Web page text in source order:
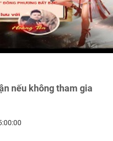
nếu không tham gia